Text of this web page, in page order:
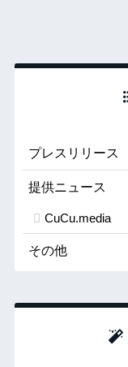
プレスリリース
提供ニュース
CuCu.media
その他